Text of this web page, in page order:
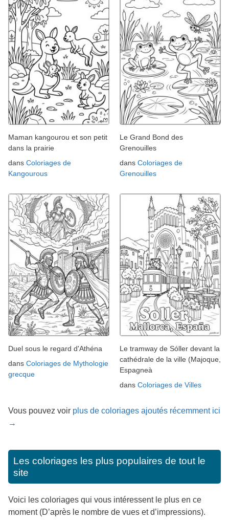
Maman kangourou et son petit
dans la prairie
dans Coloriages de
Kangourous
Le Grand Bond des
Grenouilles
dans Coloriages de
Grenouilles
Duel sous le regard d'Athéna
dans Coloriages de Mythologie
grecque
Le tramway de Sóller devant la
cathédrale de la ville (Majoque,
Espagneà
dans Coloriages de Villes
Vous pouvez voir plus de coloriages ajoutés récemment ici
→
Les coloriages les plus populaires de tout le
site
Voici les coloriages qui vous intéressent le plus en ce
moment (D’après le nombre de vues et d’impressions).